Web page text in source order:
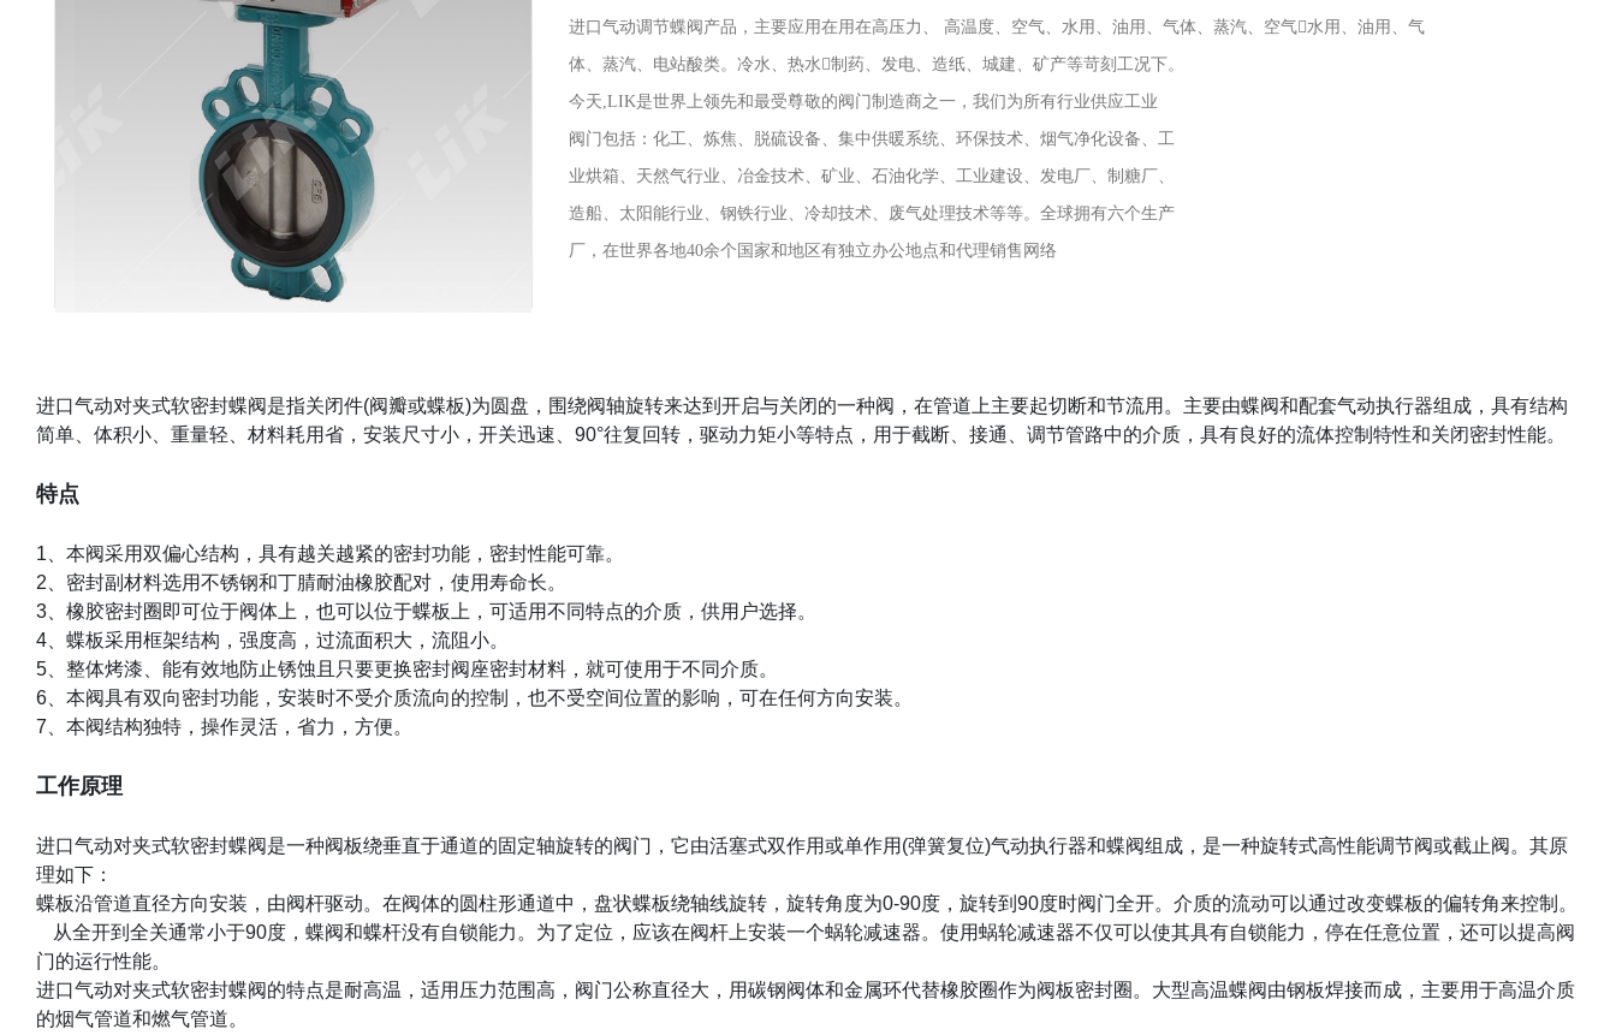
进口气动调节蝶阀产品，主要应用在用在高压力、 高温度、空气、水用、油用、气体、蒸汽、空气水用、油用、气
体、蒸汽、电站酸类。冷水、热水制药、发电、造纸、城建、矿产等苛刻工况下。
今天,LIK是世界上领先和最受尊敬的阀门制造商之一，我们为所有行业供应工业
阀门包括：化工、炼焦、脱硫设备、集中供暖系统、环保技术、烟气净化设备、工
业烘箱、天然气行业、冶金技术、矿业、石油化学、工业建设、发电厂、制糖厂、
造船、太阳能行业、钢铁行业、冷却技术、废气处理技术等等。全球拥有六个生产
厂，在世界各地40余个国家和地区有独立办公地点和代理销售网络
进口气动对夹式软密封蝶阀是指关闭件(阀瓣或蝶板)为圆盘，围绕阀轴旋转来达到开启与关闭的一种阀，在管道上主要起切断和节流用。主要由蝶阀和配套气动执行器组成，具有结构
简单、体积小、重量轻、材料耗用省，安装尺寸小，开关迅速、 90°往复回转，驱动力矩小等特点，用于截断、接通、调节管路中的介质，具有良好的流体控制特性和关闭密封性能。
特点
1 、本阀采用双偏心结构，具有越关越紧的密封功能，密封性能可靠。
2 、密封副材料选用不锈钢和丁腈耐油橡胶配对，使用寿命长。
3 、橡胶密封圈即可位于阀体上，也可以位于蝶板上，可适用不同特点的介质，供用户选择。
4 、蝶板采用框架结构，强度高，过流面积大，流阻小。
5 、整体烤漆、能有效地防止锈蚀且只要更换密封阀座密封材料，就可使用于不同介质。
6 、本阀具有双向密封功能，安装时不受介质流向的控制，也不受空间位置的影响，可在任何方向安装。
7 、本阀结构独特，操作灵活，省力，方便。
工作原理
进口气动对夹式软密封蝶阀是一种阀板绕垂直于通道的固定轴旋转的阀门，它由活塞式双作用或单作用 (弹簧复位)气动执行器和蝶阀组成，是一种旋转式高性能调节阀或截止阀。其原
理如下：
蝶板沿管道直径方向安装，由阀杆驱动。在阀体的圆柱形通道中，盘状蝶板绕轴线旋转，旋转角度为0-90度，旋转到 90度时阀门全开。介质的流动可以通过改变蝶板的偏转角来控制。
从全开到全关通常小于90度，蝶阀和蝶杆没有自锁能力。为了定位，应该在阀杆上安装一个蜗轮减速器。使用蜗轮减速器不仅可以使其具有自锁能力，停在任意位置，还可以提高阀
门的运行性能。
进口气动对夹式软密封蝶阀的特点是耐高温，适用压力范围高，阀门公称直径大，用碳钢阀体和金属环代替橡胶圈作为阀板密封圈。大型高温蝶阀由钢板焊接而成，主要用于高温介质
的烟气管道和燃气管道。